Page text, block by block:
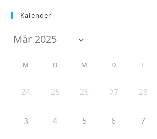
Kalender
M D M D F
24 25 26 27 28
3 4 5 6 7